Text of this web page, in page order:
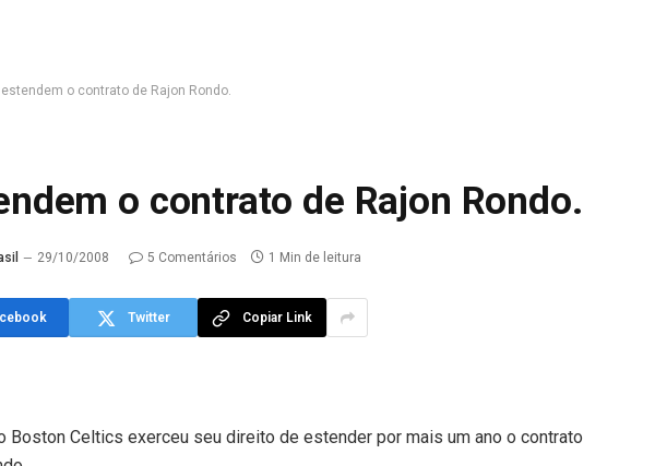
o contrato de Rajon Rondo.
o contrato de Rajon Rondo.
29/10/2008 5 Comentários 1 Min de leitura
Twitter Copiar Link
Boston Celtics exerceu seu direito de estender por mais um ano o contrato